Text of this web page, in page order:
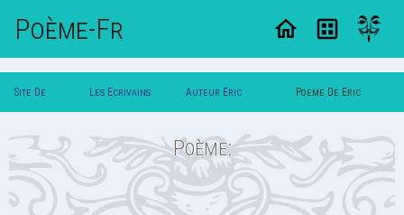
Poème-Fr
Site De Les Ecrivains Auteur Eric Poeme De Eric
Poème: